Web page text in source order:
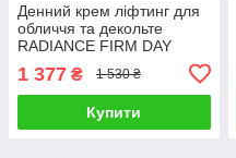
Денний крем ліфтинг для
обличчя та декольте
RADIANCE FIRM DAY
GLOW CHRISTINA «Сяйво
та пружність» 60 мл
1 377 ₴ 1 530 ₴
Купити